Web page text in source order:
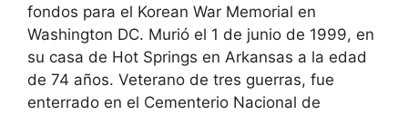
fondos para el Korean War Memorial en
Washington DC. Murió el 1 de junio de 1999, en
su casa de Hot Springs en Arkansas a la edad
de 74 años. Veterano de tres guerras, fue
enterrado en el Cementerio Nacional de